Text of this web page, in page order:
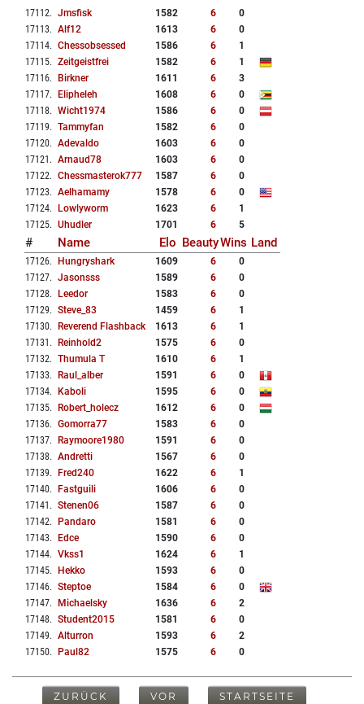
17112. Jmsfisk 1582 6
0
17113. Alf12 1613 6
0
17114. Chessobsessed 1586 6
1
17115. Zeitgeistfrei 1582 6
1
17116. Birkner 1611 6
3
17117. Elipheleh 1608 6
0
17118. Wicht1974 1586 6
0
17119. Tammyfan 1582 6
0
17120. Adevaldo 1603 6
0
17121 . Arnaud78 1603 6
0
17122. Chessmasterok777 1587 6
0
17123. Aelhamamy 1578 6
0
17124. Lowlyworm 1623 6
1
17125. Uhudler 1701 6 5
# Name Elo BeautyWins Land
17126. Hungryshark 1609 6
0
17127. Jasonsss 1589 6
0
17128. Leedor 1583 6
0
17129. Steve_83 1459 6
1
17130. Reverend Flashback 1613 6
1
17131 . Reinhold2 1575 6
0
17132. Thumula T 1610 6
1
17133. Raul_alber 1591 6
0
17134. Kaboli 1595 6
0
17135. Robert_holecz 1612 6
0
17136. Gomorra77 1583 6
0
17137. Raymoore1980 1591 6
0
17138. Andretti 1567 6
0
17139. Fred240 1622 6
1
17140. Fastguili 1606 6
0
17141 . Stenen06 1587 6
0
17142. Pandaro 1581 6
0
17143. Edce 1590 6
0
17144. Vkss1 1624 6
1
17145. Hekko 1593 6
0
17146. Steptoe 1584 6
0
17147. Michaelsky 1636 6
2
17148. Student2015 1581 6
0
17149. Alturron 1593 6
2
17150. Paul82 1575 6 0
ZURÜCK VOR STARTSEITE